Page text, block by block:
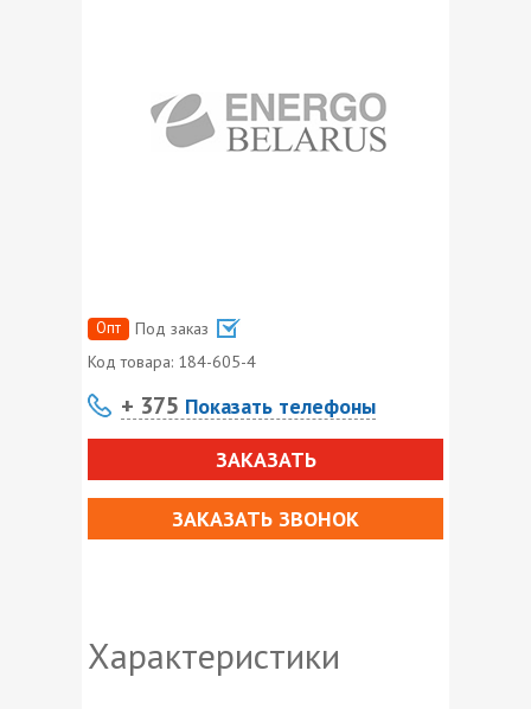
Опт
Под заказ
Код товара: 184-605-4
+ 375 Показать телефоны
ЗАКАЗАТЬ
ЗАКАЗАТЬ ЗВОНОК
Характеристики